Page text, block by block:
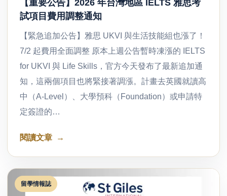
【重要公告】2026 年台灣地區 IELTS 雅思考
試項目費用調整通知
【緊急追加公告】雅思 UKVI 與生活技能組也漲了！
7/2 起費用全面調整 原本上週公告暫時凍漲的 IELTS
for UKVI 與 Life Skills，官方今天發布了最新追加通
知，這兩個項目也將緊接著調漲。計畫去英國就讀高
中（A-Level）、大學預科（Foundation）或申請特
定簽證的…
閱讀文章
留學情報誌